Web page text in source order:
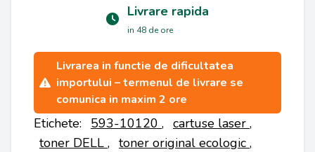
Livrare rapida
in 48 de ore
Livrarea in functie de dificultatea
importului – termenul de livrare se
comunica in maxim 2 ore
Etichete: 593-10120 , cartuse laser ,
toner DELL , toner original ecologic ,